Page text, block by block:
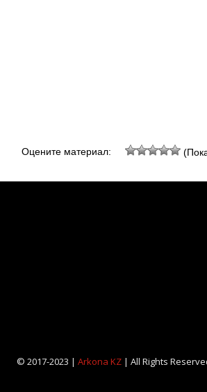
Оцените материал:
© 2017-2023 | Arkona KZ| All Rights